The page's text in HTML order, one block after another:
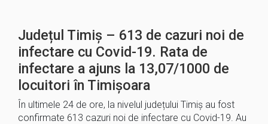
Județul Timiș – 613 de cazuri noi de
infectare cu Covid-19. Rata de
infectare a ajuns la 13,07/1000 de
locuitori în Timișoara
În ultimele 24 de ore, la nivelul județului Timiș au fost
confirmate 613 cazuri noi de infectare cu Covid-19. Au